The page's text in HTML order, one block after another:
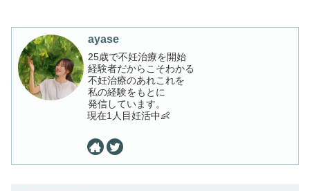
ayase
25歳で不妊治療を開始
経験者だからこそわかる
不妊治療のあれこれを
私の経験をもとに
発信しています。
現在1人目妊活中👶